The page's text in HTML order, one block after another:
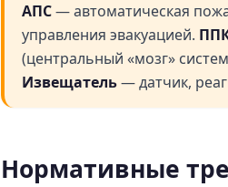
АПС— автоматическая
управления эвакуацией.
(центральный «мозг»
Извещатель— датчик,
Нормативные